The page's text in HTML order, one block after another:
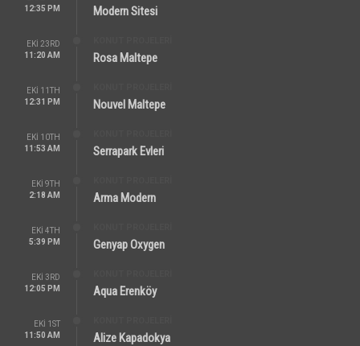
12:35 PM
Modern Sitesi
EKI 23RD
11:20 AM
Rosa Maltepe
EKI 11TH
12:31 PM
Nouvel Maltepe
EKI 10TH
11:53 AM
Serrapark Evleri
EKI 9TH
2:18 AM
Arma Modern
EKI 4TH
5:39 PM
Genyap Oxygen
EKI 3RD
12:05 PM
Aqua Erenköy
EKI 1ST
11:50 AM
Alize Kapadokya